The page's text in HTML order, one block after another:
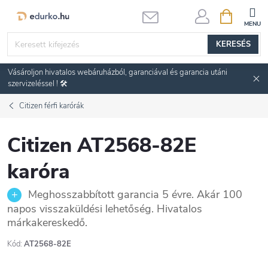
KERESÉS
KOSÁR
Vásároljon hivatalos webáruházból, garanciával és garancia utáni
szervizeléssel ! 🛠️
Citizen férfi karórák
Citizen AT2568-82E
karóra
Meghosszabbított garancia 5 évre. Akár 100
napos visszaküldési lehetőség. Hivatalos
márkakereskedő.
Kód: AT2568-82E